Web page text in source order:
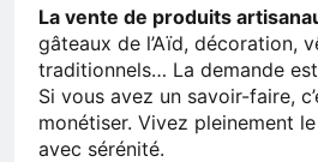
La vente de produits
gâteaux de l’Aïd, décoration,
traditionnels… La demande
Si vous avez un savoir-faire,
monétiser. Vivez pleinement le
avec sérénité.